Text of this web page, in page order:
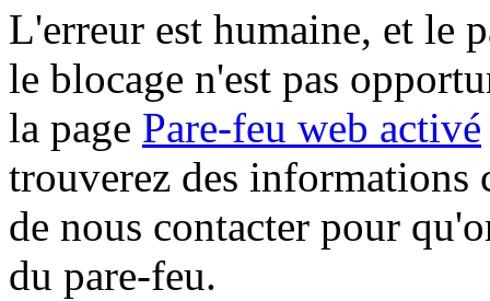
L'erreur est humaine, et le
le blocage n'est pas
la page Pare-feu web activé
trouverez des informations
de nous contacter pour
du pare-feu.